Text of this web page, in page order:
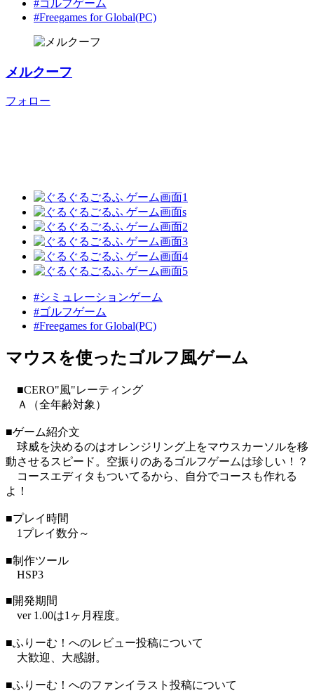
#ゴルフゲーム
#Freegames for Global(PC)
メルクーフ
フォロー
#シミュレーションゲーム
#ゴルフゲーム
#Freegames for Global(PC)
マウスを使ったゴルフ風ゲーム
■CERO"風"レーティング
Ａ（全年齢対象）
■ゲーム紹介文
球威を決めるのはオレンジリング上をマウスカーソルを移
動させるスピード。空振りのあるゴルフゲームは珍しい！？
コースエディタもついてるから、自分でコースも作れる
よ！
■プレイ時間
1プレイ数分～
■制作ツール
HSP3
■開発期間
ver 1.00は1ヶ月程度。
■ふりーむ！へのレビュー投稿について
大歓迎、大感謝。
■ふりーむ！へのファンイラスト投稿について